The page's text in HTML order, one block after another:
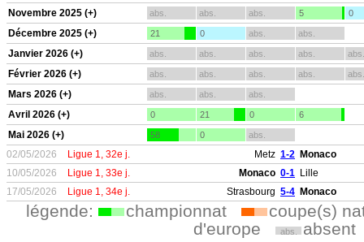
Novembre 2025 (+) abs. abs. abs. 5 0
Décembre 2025 (+) 21 0 abs. abs.
Janvier 2026 (+) abs. abs. abs. abs. abs.
Février 2026 (+) abs. abs. abs. abs. abs.
Mars 2026 (+) abs. abs. abs.
Avril 2026 (+) 0 21 0 6
Mai 2026 (+) 58 0 abs.
02/05/2026 Ligue 1, 32e j. Metz 1-2 Monaco
10/05/2026
Ligue 1, 33e j. Monaco 0-1 Lille
17/05/2026
Ligue 1, 34e j. Strasbourg 5-4 Monaco
légende: championnat
coupe(s)
d'europe
abs. absent